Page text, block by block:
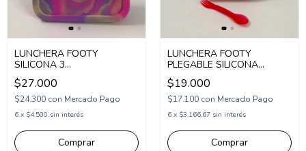
LUNCHERA FOOTY
SILICONA 3
COMPARTIMENTOS
GRANDE (TS301)
$27.000
$24.300 con Mercado Pago
6 x $4.500 sin interés
LUNCHERA FOOTY
PLEGABLE SILICONA
FUTBOL (TS106)
$19.000
$17.100 con Mercado Pago
6 x $3.166,67 sin interés